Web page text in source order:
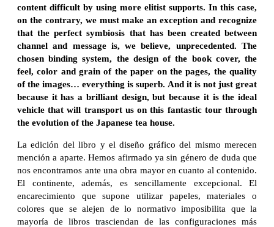
content difficult by using more elitist supports. In this case,
on the contrary, we must make an exception and recognize
that the perfect symbiosis that has been created between
channel and message is, we believe, unprecedented. The
chosen binding system, the design of the book cover, the
feel, color and grain of the paper on the pages, the quality
of the images… everything is superb. And it is not just great
because it has a brilliant design, but because it is the ideal
vehicle that will transport us on this fantastic tour through
the evolution of the Japanese tea house.
La edición del libro y el diseño gráfico del mismo merecen
mención a aparte. Hemos afirmado ya sin género de duda que
nos encontramos ante una obra mayor en cuanto al contenido.
El continente, además, es sencillamente excepcional. El
encarecimiento que supone utilizar papeles, materiales o
colores que se alejen de lo normativo imposibilita que la
mayoría de libros trasciendan de las configuraciones más